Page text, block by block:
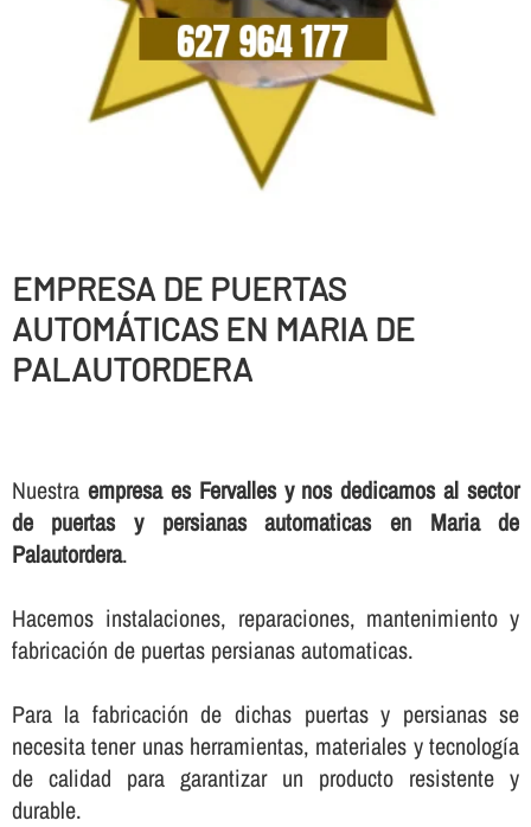
EMPRESA DE PUERTAS
AUTOMÁTICAS EN MARIA DE
PALAUTORDERA
Nuestra empresa es Fervalles y nos dedicamos al sector
de puertas y persianas automaticas en Maria de
Palautordera.
Hacemos instalaciones, reparaciones, mantenimiento y
fabricación de puertas persianas automaticas.
Para la fabricación de dichas puertas y persianas se
necesita tener unas herramientas, materiales y tecnologí­a
de calidad para garantizar un producto resistente y
durable.